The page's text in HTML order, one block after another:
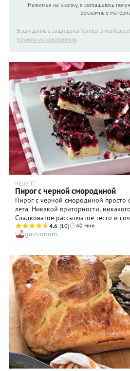
Нажимая на кнопку, я соглашаюсь
рекламные
Ваши данные защищены Yandex
Условия использования
РЕЦЕПТ
Пирог с черной смородиной
Пирог с черной смородиной просто
лета. Никакой приторности, никакого
Сладковатое рассыпчатое тесто и
кислинкой из спелых ягод
друг друга и дарят истинное
если вы планируете позвать гостей
двойную порцию пирога с черной
противень): он исчезает очень
совершенно непростительной
возможности получить добавку.
4.6 (10) 40 мин
gastronom